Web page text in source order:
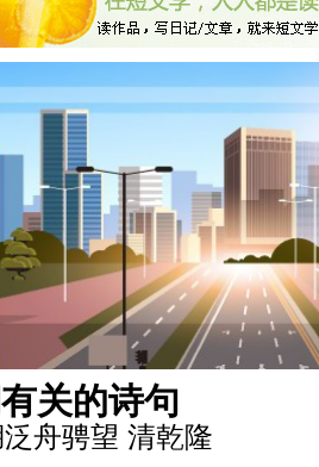
关的诗句
舟骋望 清乾隆